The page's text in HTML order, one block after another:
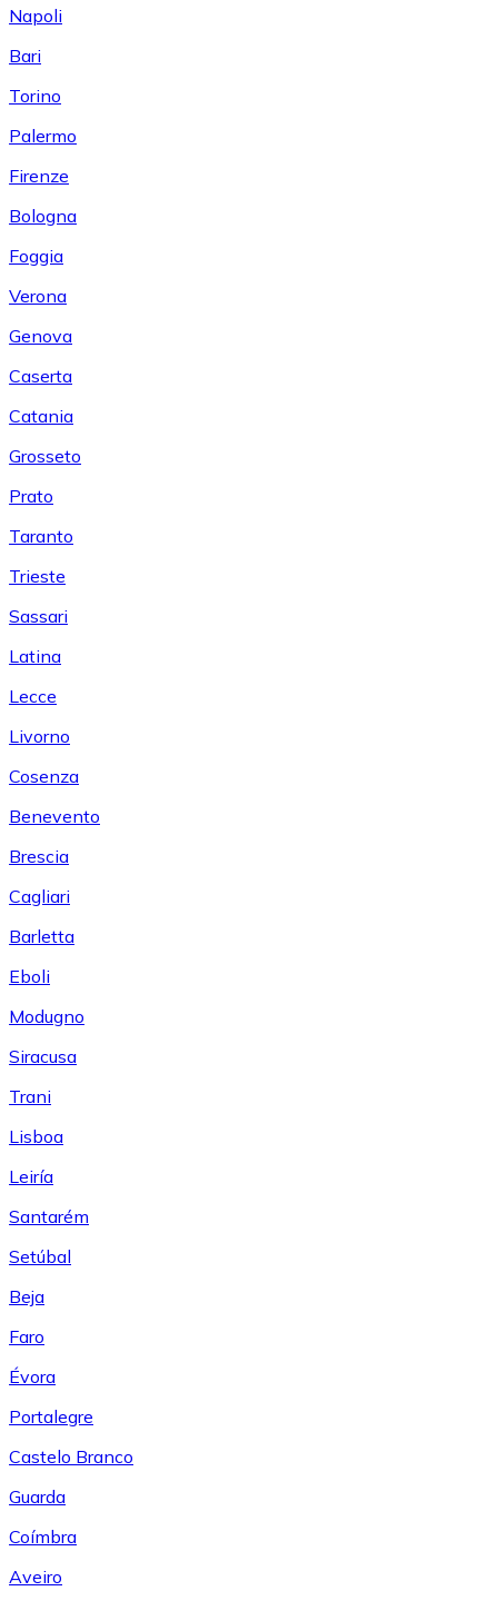
Napoli
Bari
Torino
Palermo
Firenze
Bologna
Foggia
Verona
Genova
Caserta
Catania
Grosseto
Prato
Taranto
Trieste
Sassari
Latina
Lecce
Livorno
Cosenza
Benevento
Brescia
Cagliari
Barletta
Eboli
Modugno
Siracusa
Trani
Lisboa
Leiría
Santarém
Setúbal
Beja
Faro
Évora
Portalegre
Castelo Branco
Guarda
Coímbra
Aveiro